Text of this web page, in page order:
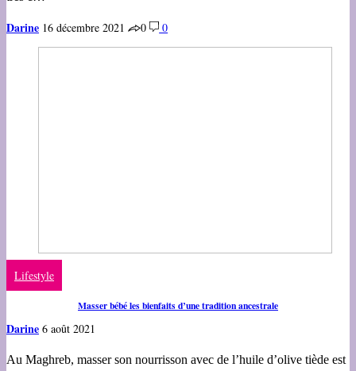
Darine 16 décembre 2021 0 0
Lifestyle
Masser bébé les bienfaits d’une tradition ancestrale
Darine 6 août 2021
Au Maghreb, masser son nourrisson avec de l’huile d’olive tiède est